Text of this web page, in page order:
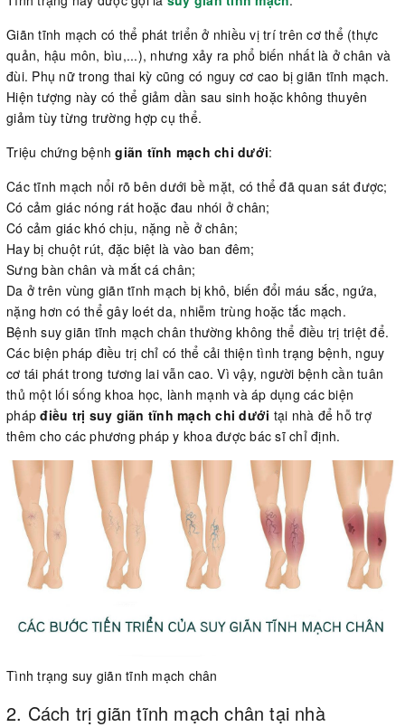
Giãn tĩnh mạch có thể phát triển ở nhiều vị trí trên cơ thể (thực
quản, hậu môn, bìu,...), nhưng xảy ra phổ biến nhất là ở chân và
đùi. Phụ nữ trong thai kỳ cũng có nguy cơ cao bị giãn tĩnh mạch.
Hiện tượng này có thể giảm dần sau sinh hoặc không thuyên
giảm tùy từng trường hợp cụ thể.
Triệu chứng bệnhgiãn tĩnh mạch chi dưới:
Các tĩnh mạch nổi rõ bên dưới bề mặt, có thể đã quan sát được;
Có cảm giác nóng rát hoặc đau nhói ở chân;
Có cảm giác khó chịu, nặng nề ở chân;
Hay bị chuột rút, đặc biệt là vào ban đêm;
Sưng bàn chân và mắt cá chân;
Da ở trên vùng giãn tĩnh mạch bị khô, biến đổi máu sắc, ngứa,
nặng hơn có thể gây loét da, nhiễm trùng hoặc tắc mạch.
Bệnh suy giãn tĩnh mạch chân thường không thể điều trị triệt để.
Các biện pháp điều trị chỉ có thể cải thiện tình trạng bệnh, nguy
cơ tái phát trong tương lai vẫn cao. Vì vậy, người bệnh cần tuân
thủ một lối sống khoa học, lành mạnh và áp dụng các biện
phápđiều trị suy giãn tĩnh mạch chi dưới tại nhà để hỗ trợ
thêm cho các phương pháp y khoa được bác sĩ chỉ định.
Tình trạng suy giãn tĩnh mạch chân
2. Cách trị giãn tĩnh mạch chân tại nhà